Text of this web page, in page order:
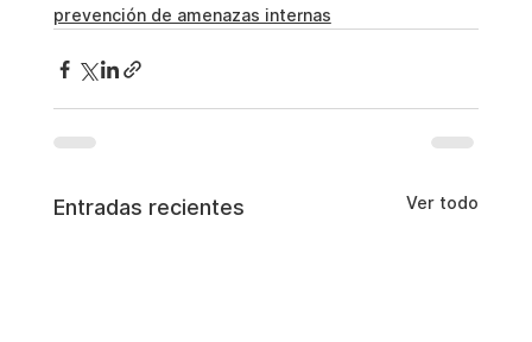
prevención de amenazas internas
Entradas recientes Ver todo